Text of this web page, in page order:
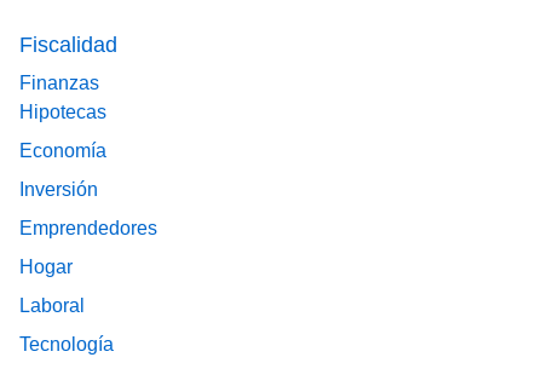
Fiscalidad
Finanzas
Hipotecas
Economía
Inversión
Emprendedores
Hogar
Laboral
Tecnología